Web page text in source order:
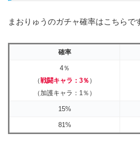
まおりゅうのガチャ確率はこちらで
確率
4％
（戦闘キャラ：3％ ）
（加護キャラ：1％）
15%
81%